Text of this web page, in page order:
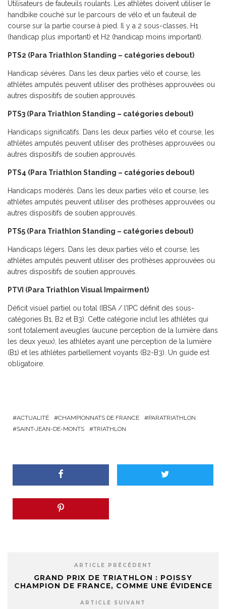
Utilisateurs de fauteuils roulants. Les athlètes doivent utiliser le
handbike couché sur le parcours de vélo et un fauteuil de
course sur la partie course à pied. Il y a 2 sous-classes, H1
(handicap plus important) et H2 (handicap moins important).
PTS2 (Para Triathlon Standing – catégories debout)
Handicap sévères. Dans les deux parties vélo et course, les
athlètes amputés peuvent utiliser des prothèses approuvées ou
autres dispositifs de soutien approuvés.
PTS3 (Para Triathlon Standing – catégories debout)
Handicaps significatifs. Dans les deux parties vélo et course, les
athlètes amputés peuvent utiliser des prothèses approuvées ou
autres dispositifs de soutien approuvés.
PTS4 (Para Triathlon Standing – catégories debout)
Handicaps modérés. Dans les deux parties vélo et course, les
athlètes amputés peuvent utiliser des prothèses approuvées ou
autres dispositifs de soutien approuvés.
PTS5 (Para Triathlon Standing – catégories debout)
Handicaps légers. Dans les deux parties vélo et course, les
athlètes amputés peuvent utiliser des prothèses approuvées ou
autres dispositifs de soutien approuvés.
PTVI (Para Triathlon Visual Impairment)
Déficit visuel partiel ou total (IBSA / l’IPC définit des sous-
catégories B1, B2 et B3). Cette catégorie inclut les athlètes qui
sont totalement aveugles (aucune perception de la lumière dans
les deux yeux), les athlètes ayant une perception de la lumière
(B1) et les athlètes partiellement voyants (B2-B3). Un guide est
obligatoire.
ACTUALITÉ CHAMPIONNATS DE FRANCE
PARATRIATHLON
SAINT-JEAN-DE-MONTS
TRIATHLON
ARTICLE PRÉCÉDENT
GRAND PRIX DE TRIATHLON : POISSY
CHAMPION DE FRANCE, COMME UNE ÉVIDENCE
ARTICLE SUIVANT